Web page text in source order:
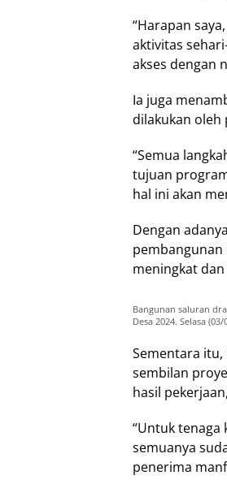
“Harapan
aktivitas
akses dengan
Ia juga
dilakukan oleh
“Semua
tujuan
hal ini akan
Dengan
meningkat
Bangunan saluran
Desa 2024. Selasa
Sementara itu,
sembilan
hasil
“Untuk tenaga
semuanya
penerima